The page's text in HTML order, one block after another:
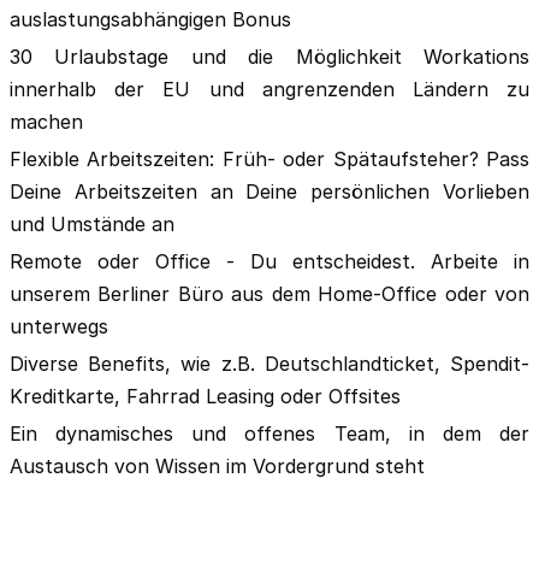
auslastungsabhängigen Bonus
30 Urlaubstage und die Möglichkeit Workations
innerhalb der EU und angrenzenden Ländern zu
machen
Flexible Arbeitszeiten: Früh- oder Spätaufsteher? Pass
Deine Arbeitszeiten an Deine persönlichen Vorlieben
und Umstände an
Remote oder Office - Du entscheidest. Arbeite in
unserem Berliner Büro aus dem Home-Office oder von
unterwegs
Diverse Benefits, wie z.B. Deutschlandticket, Spendit-
Kreditkarte, Fahrrad Leasing oder Offsites
Ein dynamisches und offenes Team, in dem der
Austausch von Wissen im Vordergrund steht